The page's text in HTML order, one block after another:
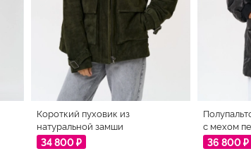
Короткий пуховик из
натуральной замши
34 800 ₽
с мехом
36 800 ₽